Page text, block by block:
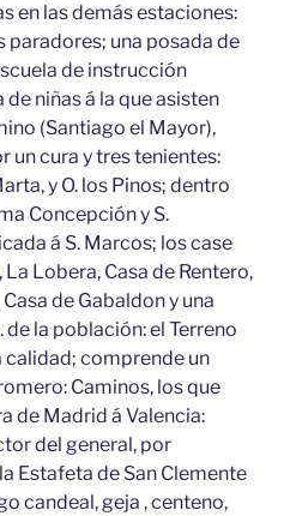
en las demás estaciones:
paradores; una posada de
de instrucción
niñas á la que asisten
(Santiago el Mayor),
un cura y tres tenientes:
y O. los Pinos; dentro
Concepción y S.
á S. Marcos; los case
Lobera, Casa de Rentero,
de Gabaldon y una
de la población: el Terreno
calidad; comprende un
Caminos, los que
de Madrid á Valencia:
del general, por
Estafeta de San Clemente
candeal, geja , centeno,